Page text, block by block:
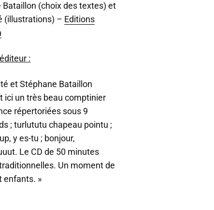
Bataillon (choix des textes) et
(illustrations) – Editions
:
et Stéphane Bataillon
ici un très beau comptinier
répertoriées sous 9
; turlututu chapeau pointu ;
y es-tu ; bonjour,
Le CD de 50 minutes
Un moment de
enfants. »